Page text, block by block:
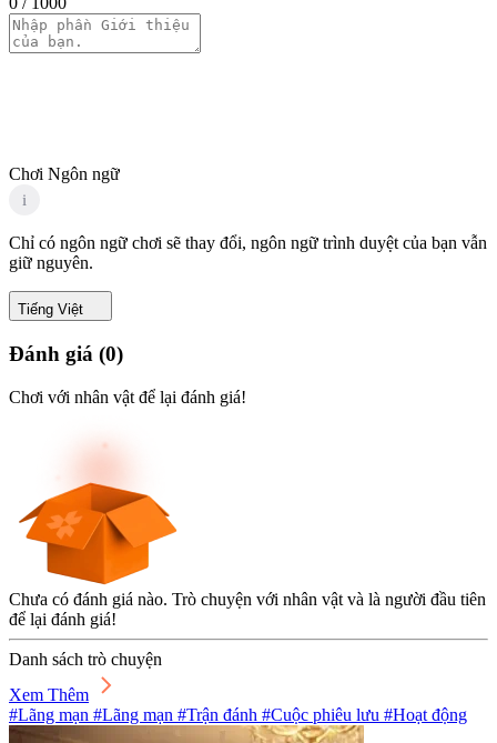
Chơi Ngôn ngữ
i
Chỉ có ngôn ngữ chơi sẽ thay đổi, ngôn ngữ trình duyệt của bạn vẫn
giữ nguyên.
Tiếng Việt
Đánh giá (0)
Chơi với nhân vật để lại đánh giá!
Chưa có đánh giá nào. Trò chuyện với nhân vật và là người đầu tiên
để lại đánh giá!
Danh sách trò chuyện
Xem Thêm
#Lãng mạn #Lãng mạn #Trận đánh #Cuộc phiêu lưu #Hoạt động